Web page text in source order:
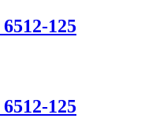
125
125